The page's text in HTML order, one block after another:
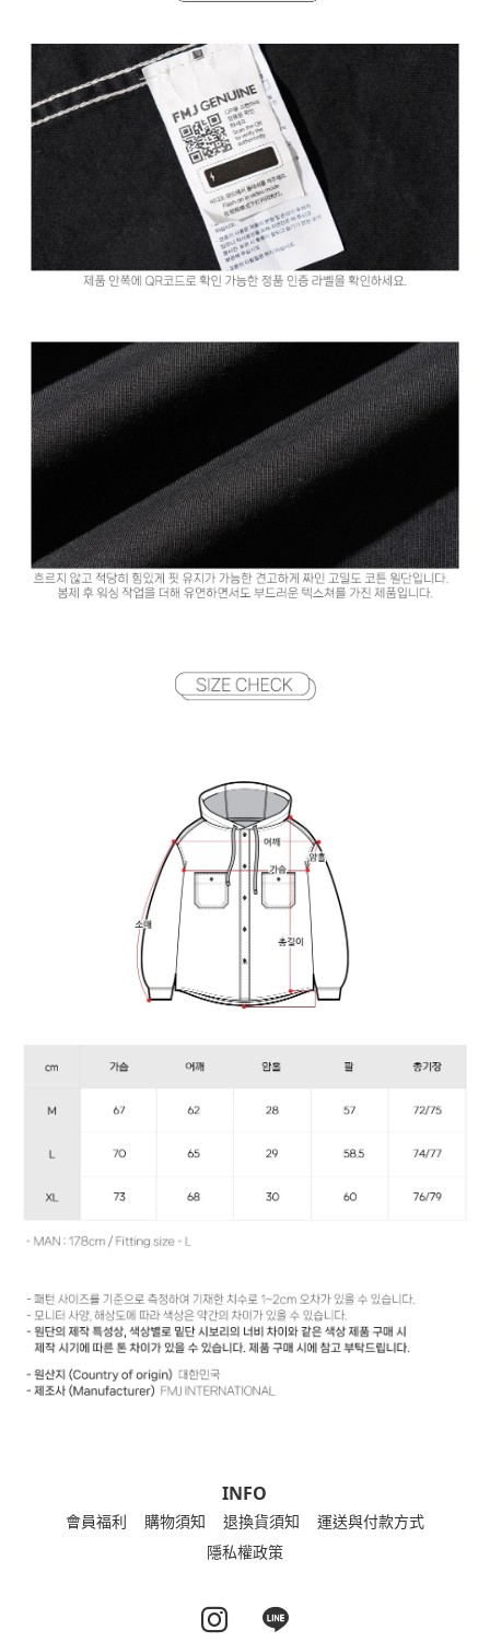
INFO
會員福利 購物須知 退換貨須知
運送與付款方式
隱私權政策
Instagram page
Line page